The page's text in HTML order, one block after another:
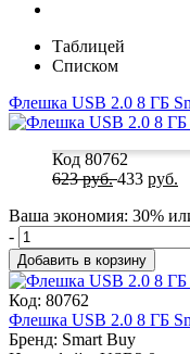
Таблицей
Списком
Флешка USB 2.0 8 ГБ
Код 80762
623руб. 433 руб.
Ваша экономия: 30%
-
Добавить в корзину
Код: 80762
Флешка USB 2.0 8 ГБ
Бренд: Smart Buy